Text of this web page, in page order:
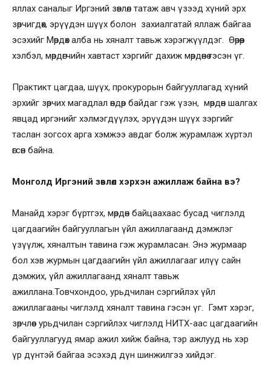
яллах саналыг Иргэний зөвлөл татаж авч үзээд хүний эрх
зөрчигдөх, эрүүдэн шүүх болон захиалгатай яллаж байгаа
эсэхийг Мөрдөх алба нь хяналт тавьж хэрэгжүүлдэг. Өөрөөр
хэлбэл, мөрдөгчийн хавтаст хэргийг дахиж мөрдөнө гэсэн үг.
Практикт цагдаа, шүүх, прокурорын байгууллагад хүний
эрхийг зөрчих магадлал өндөр байдаг гэж үзэн, мөрдөн шалгах
явцад иргэнийг хэлмэгдүүлэх, эрүүдэн шүүх зэргийг
таслан зогсох арга хэмжээ авдаг болж журамлаж хүртэл
өгсөн байна.
Монголд Иргэний зөвлөл хэрхэн ажиллаж байна вэ?
Манайд хэрэг бүртгэх, мөрдөн байцаахаас бусад чиглэлд
цагдаагийн байгууллагын үйл ажиллагаанд дэмжлэг
үзүүлж, хяналтын тавина гэж журамласан. Энэ журмаар
бол хэв журмын цагдаагийн үйл ажиллагааг илүү сайн
дэмжих, үйл ажиллагаанд хяналт тавьж
ажиллана.Товчхондоо, урьдчилан сэргийлэх үйл
ажиллагааны чиглэлд хяналт тавина гэсэн үг. Гэмт хэрэг,
зөрчлөөс урьдчилан сэргийлэх чиглэлд НИТХ-аас цагдаагийн
байгууллагууд ямар ажил хийж байна, тэр ажлууд нь хэр
үр дүнтэй байгаа эсэхэд дүн шинжилгээ хийдэг.